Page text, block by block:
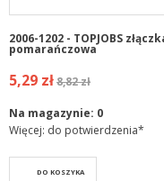
2006-1202 - TOPJOBS
pomarańczowa
5,29 zł8,82 zł
Na magazynie: 0
Więcej: do potwierdzenia*
DO KOSZYKA